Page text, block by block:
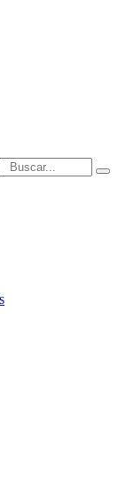
Introduce términos de